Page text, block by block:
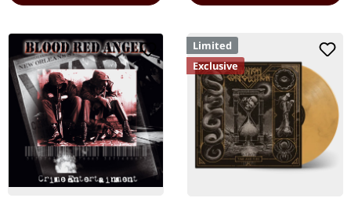
Limited
Exclusive